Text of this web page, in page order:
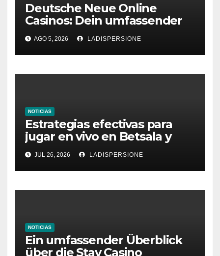
Deutsche Neue Online
Casinos: Dein umfassender
Ratgeber für moderne
Glücksspielplattformen
AGO 5, 2026 LADISPERSIONE
NOTICIAS
Estrategias efectivas para
jugar en vivo en Betsala y
aumentar tus ganancias
JUL 26, 2026 LADISPERSIONE
NOTICIAS
Ein umfassender Überblick
über die Stay Casino